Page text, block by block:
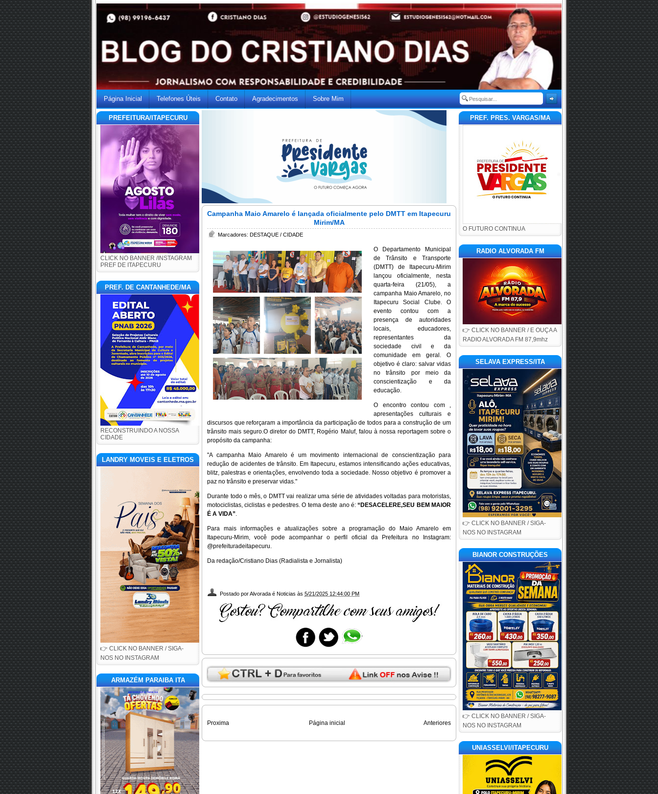
Página Inicial Telefones Úteis Contato Agradecimentos Sobre Mim
PREFEITURA/ITAPECURU
CLICK NO BANNER /INSTAGRAM
PREF DE ITAPECURU
PREF. DE CANTANHEDE/MA
RECONSTRUINDO A NOSSA
CIDADE
LANDRY MOVEIS E ELETROS
👉 CLICK NO BANNER / SIGA-
NOS NO INSTAGRAM
ARMAZÉM PARAIBA ITA
Campanha Maio Amarelo é lançada oficialmente pelo DMTT em Itapecuru
Mirim/MA
Marcadores: DESTAQUE / CIDADE
O Departamento Municipal
de Trânsito e Transporte
(DMTT) de Itapecuru-Mirim
lançou oficialmente, nesta
quarta-feira (21/05), a
campanha Maio Amarelo, no
Itapecuru Social Clube. O
evento contou com a
presença de autoridades
locais, educadores,
representantes da
sociedade civil e da
comunidade em geral. O
objetivo é claro: salvar vidas
no trânsito por meio da
conscientização e da
educação.
O encontro contou com ,
apresentações culturais e
discursos que reforçaram a importância da participação de todos para a construção de um
trânsito mais seguro.O diretor do DMTT, Rogério Maluf, falou à nossa reportagem sobre o
propósito da campanha:
"A campanha Maio Amarelo é um movimento internacional de conscientização para
redução de acidentes de trânsito. Em Itapecuru, estamos intensificando ações educativas,
blitz, palestras e orientações, envolvendo toda a sociedade. Nosso objetivo é promover a
paz no trânsito e preservar vidas."
Durante todo o mês, o DMTT vai realizar uma série de atividades voltadas para motoristas,
motociclistas, ciclistas e pedestres. O tema deste ano é:“DESACELERE,SEU BEM MAIOR
É A VIDA”.
Para mais informações e atualizações sobre a programação do Maio Amarelo em
Itapecuru-Mirim, você pode acompanhar o perfil oficial da Prefeitura no Instagram:
@prefeituradeitapecuru.
Da redação/Cristiano Dias (Radialista e Jornalista)
Postado porAlvorada é Noticias às 5/21/2025 12:44:00 PM
Proxima Anteriores
Página inicial
PREF. PRES. VARGAS/MA
O FUTURO CONTINUA
RADIO ALVORADA FM
👉 CLICK NO BANNER / E OUÇA A
RADIO ALVORADA FM 87,9mhz
SELAVA EXPRESS/ITA
👉 CLICK NO BANNER / SIGA-
NOS NO INSTAGRAM
BIANOR CONSTRUÇÕES
👉 CLICK NO BANNER / SIGA-
NOS NO INSTAGRAM
UNIASSELVI/ITAPECURU